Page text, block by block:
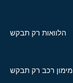
הלוואות רק תבקש
מימון רכב רק תבקש